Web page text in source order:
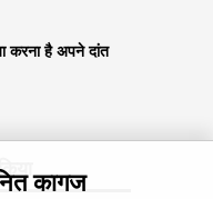
कागज
करना है अपने दांत